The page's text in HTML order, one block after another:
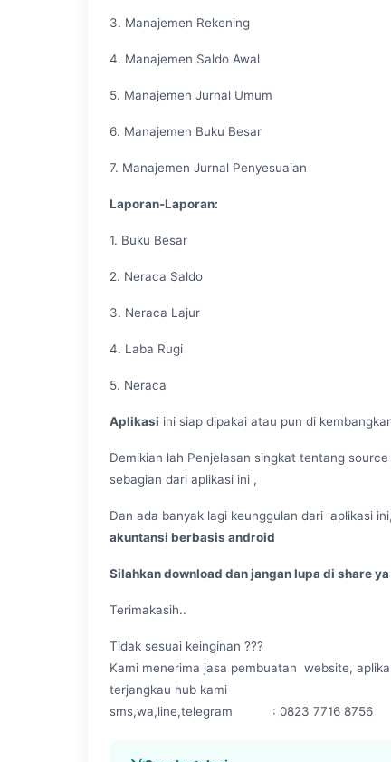
3. Manajemen Rekening
4. Manajemen Saldo Awal
5. Manajemen Jurnal Umum
6. Manajemen Buku Besar
7. Manajemen Jurnal Penyesuaian
Laporan-Laporan:
1. Buku Besar
2. Neraca Saldo
3. Neraca Lajur
4. Laba Rugi
5. Neraca
Aplikasi ini siap dipakai atau pun di
Demikian lah Penjelasan singkat tentang
sebagian dari aplikasi ini ,
Dan ada banyak lagi keunggulan dari aplikasi
akuntansi berbasis android
Silahkan download dan jangan lupa di share ya
Terimakasih..
Tidak sesuai keinginan ???
Kami menerima jasa pembuatan website,
terjangkau hub kami
sms,wa,line,telegram : 0823 7716 8756